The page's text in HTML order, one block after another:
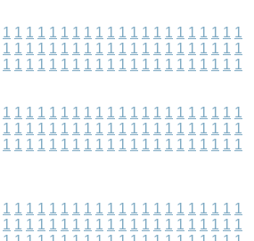
1 1 1 1 1 1 1 1 1 1 1 1 1 1 1 1 1 1 1 1 1
1 1 1 1 1 1 1 1 1 1 1 1 1 1 1 1 1 1 1 1 1
1 1 1 1 1 1 1 1 1 1 1 1 1 1 1 1 1 1 1 1 1
1 1 1 1 1 1 1 1 1 1 1 1 1 1 1 1 1 1 1 1 1
1 1 1 1 1 1 1 1 1 1 1 1 1 1 1 1 1 1 1 1 1
1 1 1 1 1 1 1 1 1 1 1 1 1 1 1 1 1 1 1 1 1
1 1 1 1 1 1 1 1 1 1 1 1 1 1 1 1 1 1 1 1 1
1 1 1 1 1 1 1 1 1 1 1 1 1 1 1 1 1 1 1 1 1